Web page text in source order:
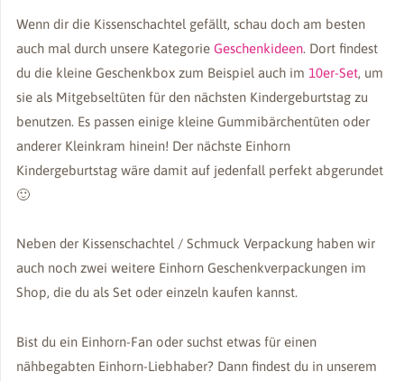
Wenn dir die Kissenschachtel gefällt, schau doch am besten
auch mal durch unsere Kategorie Geschenkideen. Dort findest
du die kleine Geschenkbox zum Beispiel auch im 10er-Set, um
sie als Mitgebseltüten für den nächsten Kindergeburtstag zu
benutzen. Es passen einige kleine Gummibärchentüten oder
anderer Kleinkram hinein! Der nächste Einhorn
Kindergeburtstag wäre damit auf jedenfall perfekt abgerundet
🙂
Neben der Kissenschachtel / Schmuck Verpackung haben wir
auch noch zwei weitere Einhorn Geschenkverpackungen im
Shop, die du als Set oder einzeln kaufen kannst.
Bist du ein Einhorn-Fan oder suchst etwas für einen
nähbegabten Einhorn-Liebhaber? Dann findest du in unserem